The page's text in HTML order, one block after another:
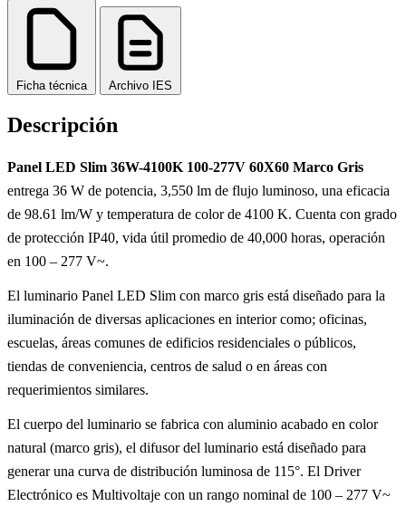
Ficha técnica Archivo IES
Descripción
Panel LED Slim 36W-4100K 100-277V 60X60 Marco Gris
entrega 36 W de potencia, 3,550 lm de flujo luminoso, una eficacia
de 98.61 lm/W y temperatura de color de 4100 K. Cuenta con grado
de protección IP40, vida útil promedio de 40,000 horas, operación
en 100 – 277 V~.
El luminario Panel LED Slim con marco gris está diseñado para la
iluminación de diversas aplicaciones en interior como; oficinas,
escuelas, áreas comunes de edificios residenciales o públicos,
tiendas de conveniencia, centros de salud o en áreas con
requerimientos similares.
El cuerpo del luminario se fabrica con aluminio acabado en color
natural (marco gris), el difusor del luminario está diseñado para
generar una curva de distribución luminosa de 115°. El Driver
Electrónico es Multivoltaje con un rango nominal de 100 – 277 V~